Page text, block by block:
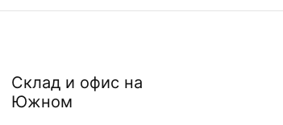
Склад и офис на
Южном